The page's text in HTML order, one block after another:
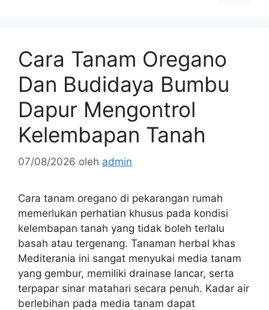
Cara Tanam Oregano
Dan Budidaya Bumbu
Dapur Mengontrol
Kelembapan Tanah
07/08/2026 oleh admin
Cara tanam oregano di pekarangan rumah
memerlukan perhatian khusus pada kondisi
kelembapan tanah yang tidak boleh terlalu
basah atau tergenang. Tanaman herbal khas
Mediterania ini sangat menyukai media tanam
yang gembur, memiliki drainase lancar, serta
terpapar sinar matahari secara penuh. Kadar air
berlebihan pada media tanam dapat